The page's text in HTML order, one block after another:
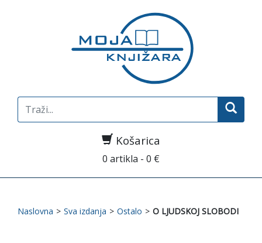
Search
for:
Košarica
0 artikla - 0 €
Naslovna > Sva izdanja > Ostalo > O LJUDSKOJ SLOBODI